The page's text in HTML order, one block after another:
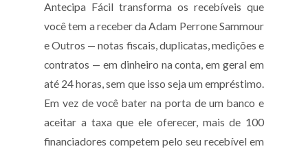
Antecipa Fácil transforma os recebíveis que
você tem a receber da Adam Perrone Sammour
e Outros — notas fiscais, duplicatas, medições e
contratos — em dinheiro na conta, em geral em
até 24 horas, sem que isso seja um empréstimo.
Em vez de você bater na porta de um banco e
aceitar a taxa que ele oferecer, mais de 100
financiadores competem pelo seu recebível em